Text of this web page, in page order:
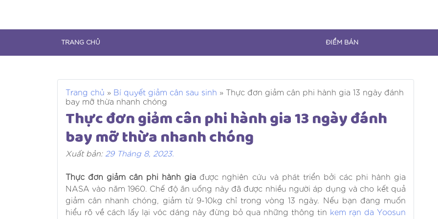
content
TRANG CHỦ ĐIỂM BÁN
Trang chủ » Bí quyết giảm cân sau sinh » Thực đơn giảm cân phi hành gia 13 ngày đánh
bay mỡ thừa nhanh chóng
Thực đơn giảm cân phi hành gia 13 ngày đánh
bay mỡ thừa nhanh chóng
Xuất bản: 29 Tháng 8, 2023.
Thực đơn giảm cân phi hành gia được nghiên cứu và phát triển bởi các phi hành gia
NASA vào năm 1960. Chế độ ăn uống này đã được nhiều người áp dụng và cho kết quả
giảm cân nhanh chóng, giảm từ 9-10kg chỉ trong vòng 13 ngày. Nếu bạn đang muốn
hiểu rõ về cách lấy lại vóc dáng này đừng bỏ qua những thông tin kem rạn da Yoosun